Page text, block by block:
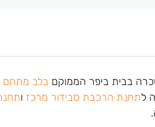
בלב מתחם
לתחנת הרכבת סבידור מרכז ו